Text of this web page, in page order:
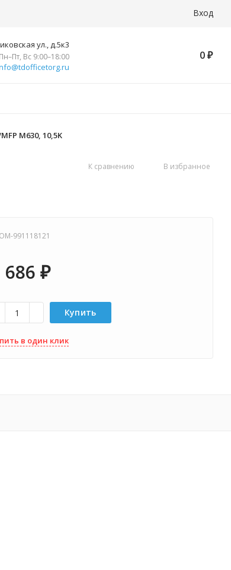
Вход
ул., д.5к3
Пн–Пт, Вс 9:00–18:00 0 ₽
M630, 10,5K
К сравнению В избранное
991118121
686 ₽
Купить
в один клик